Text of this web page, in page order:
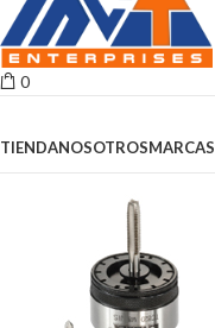
0
TIENDANOSOTROSMARCAS